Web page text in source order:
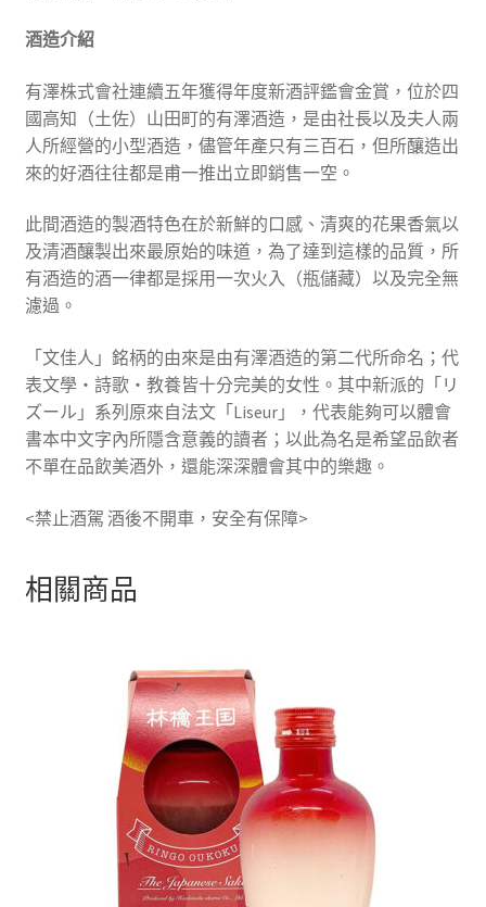
酒造介紹
有澤株式會社連續五年獲得年度新酒評鑑會金賞，位於四
國高知（土佐）山田町的有澤酒造，是由社長以及夫人兩
人所經營的小型酒造，儘管年產只有三百石，但所釀造出
來的好酒往往都是甫一推出立即銷售一空。
此間酒造的製酒特色在於新鮮的口感、清爽的花果香氣以
及清酒釀製出來最原始的味道，為了達到這樣的品質，所
有酒造的酒一律都是採用一次火入（瓶儲藏）以及完全無
濾過。
「文佳人」銘柄的由來是由有澤酒造的第二代所命名；代
表文學・詩歌・教養皆十分完美的女性。其中新派的「リ
ズール」系列原來自法文「Liseur」，代表能夠可以體會
書本中文字內所隱含意義的讀者；以此為名是希望品飲者
不單在品飲美酒外，還能深深體會其中的樂趣。
<禁止酒駕 酒後不開車，安全有保障>
相關商品